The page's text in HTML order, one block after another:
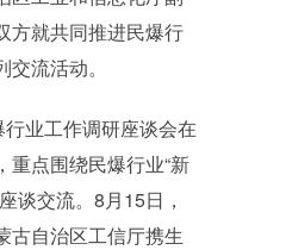
方就共同推进民爆行
流活动。
业工作调研座谈会在
重点围绕民爆行业“新
谈交流。8月15日，
古自治区工信厅携生